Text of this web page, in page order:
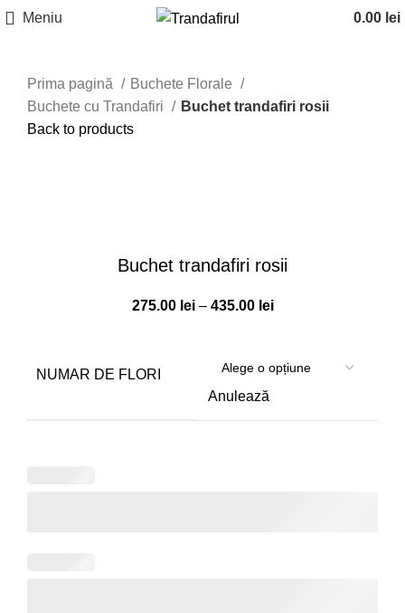
Meniu 0.00 lei
Prima pagină
Buchete Florale
Buchete cu Trandafiri
Buchet trandafiri rosii
Back to products
Buchet trandafiri rosii
275.00 lei – 435.00 leiInterval
275.00 lei
la
NUMAR DE FLORI
Anulează